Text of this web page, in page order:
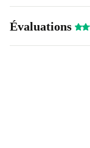
Évaluations